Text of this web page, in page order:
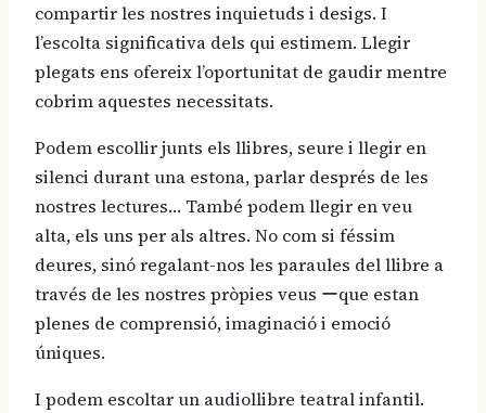
compartir les nostres inquietuds i desigs. I
l’escolta significativa dels qui estimem. Llegir
plegats ens ofereix l’oportunitat de gaudir mentre
cobrim aquestes necessitats.
Podem escollir junts els llibres, seure i llegir en
silenci durant una estona, parlar després de les
nostres lectures… També podem llegir en veu
alta, els uns per als altres. No com si féssim
deures, sinó regalant-nos les paraules del llibre a
través de les nostres pròpies veus ーque estan
plenes de comprensió, imaginació i emoció
úniques.
I podem escoltar un audiollibre teatral infantil.